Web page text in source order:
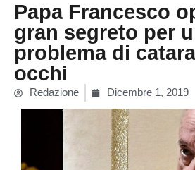
Papa Francesco
gran segreto per
problema di
occhi
Redazione Dicembre 1, 2019